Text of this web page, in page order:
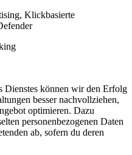
Klickbasierte
Dienstes können wir den Erfolg
besser nachvollziehen,
optimieren. Dazu
personenbezogenen Daten
ab, sofern du deren